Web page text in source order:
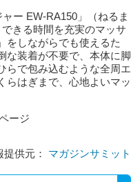
ー EW-RA150」（ねるま
きる時間を充実のマッサ
をしながらでも使えるた
な装着が不要で、本体に脚
らで包み込むような全周エ
らはぎまで、心地よいマッ
ージ
提供元： マガジンサミット